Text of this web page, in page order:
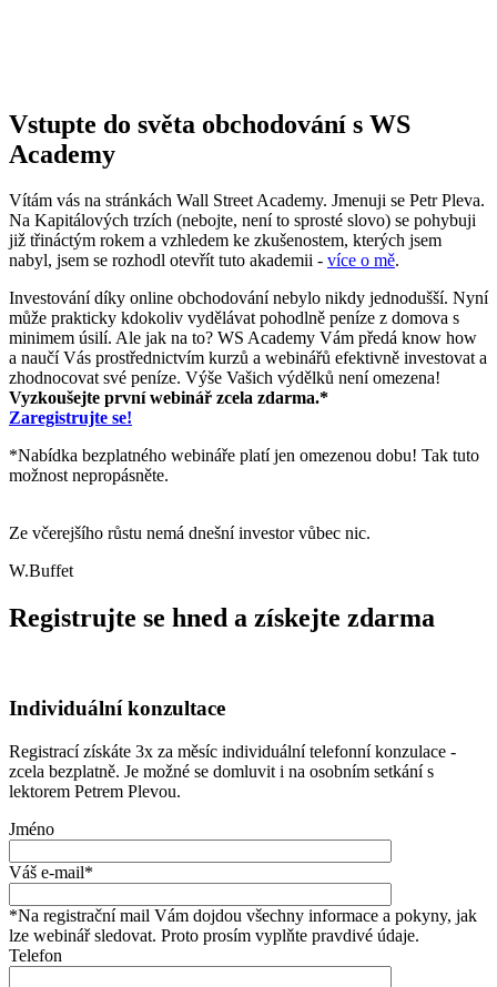
Vstupte do světa obchodování s WS
Academy
Vítám vás na stránkách Wall Street Academy. Jmenuji se Petr Pleva.
Na Kapitálových trzích (nebojte, není to sprosté slovo) se pohybuji
již třináctým rokem a vzhledem ke zkušenostem, kterých jsem
nabyl, jsem se rozhodl otevřít tuto akademii - více o mě.
Investování díky online obchodování nebylo nikdy jednodušší. Nyní
může prakticky kdokoliv vydělávat pohodlně peníze z domova s
minimem úsilí. Ale jak na to? WS Academy Vám předá know how
a naučí Vás prostřednictvím kurzů a webinářů efektivně investovat a
zhodnocovat své peníze. Výše Vašich výdělků není omezena!
Vyzkoušejte první webinář zcela zdarma.*
Zaregistrujte se!
*Nabídka bezplatného webináře platí jen omezenou dobu! Tak tuto
možnost nepropásněte.
Ze včerejšího růstu nemá dnešní investor vůbec nic.
W.Buffet
Registrujte se hned a získejte zdarma
Individuální konzultace
Registrací získáte 3x za měsíc individuální telefonní konzulace -
zcela bezplatně. Je možné se domluvit i na osobním setkání s
lektorem Petrem Plevou.
Jméno
Váš e-mail*
*Na registrační mail Vám dojdou všechny informace a pokyny, jak
lze webinář sledovat. Proto prosím vyplňte pravdivé údaje.
Telefon